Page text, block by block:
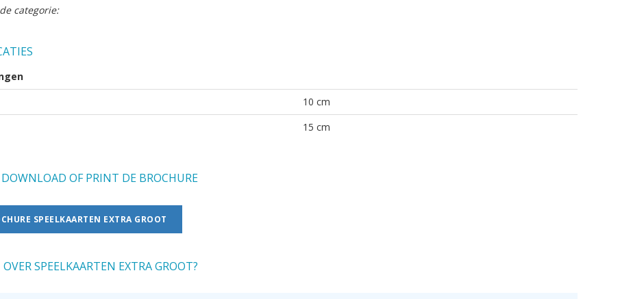
categorie:
10 cm
15 cm
DOWNLOAD OF PRINT DE BROCHURE
SPEELKAARTEN EXTRA GROOT
SPEELKAARTEN EXTRA GROOT?